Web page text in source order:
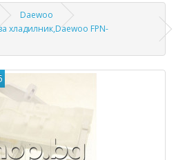
Daewoo
хладилник,Daewoo FPN-